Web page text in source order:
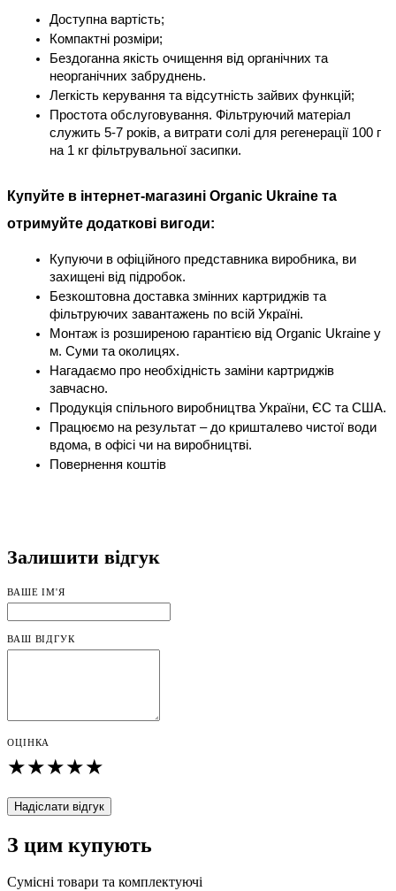
Доступна вартість;
Компактні розміри;
Бездоганна якість очищення від органічних та
неорганічних забруднень.
Легкість керування та відсутність зайвих функцій;
Простота обслуговування. Фільтруючий матеріал
служить 5-7 років, а витрати солі для регенерації 100 г
на 1 кг фільтрувальної засипки.
Купуйте в інтернет-магазині Organic Ukraine та
отримуйте додаткові вигоди:
Купуючи в офіційного представника виробника, ви
захищені від підробок.
Безкоштовна доставка змінних картриджів та
фільтруючих завантажень по всій Україні.
Монтаж із розширеною гарантією від Organic Ukraine у
м. Суми та околицях.
Нагадаємо про необхідність заміни картриджів
завчасно.
Продукція спільного виробництва України, ЄС та США.
Працюємо на результат – до кришталево чистої води
вдома, в офісі чи на виробництві.
Повернення коштів
Залишити відгук
ВАШЕ ІМ'Я
ВАШ ВІДГУК
ОЦІНКА
★★★★★
Надіслати відгук
З цим купують
Сумісні товари та комплектуючі